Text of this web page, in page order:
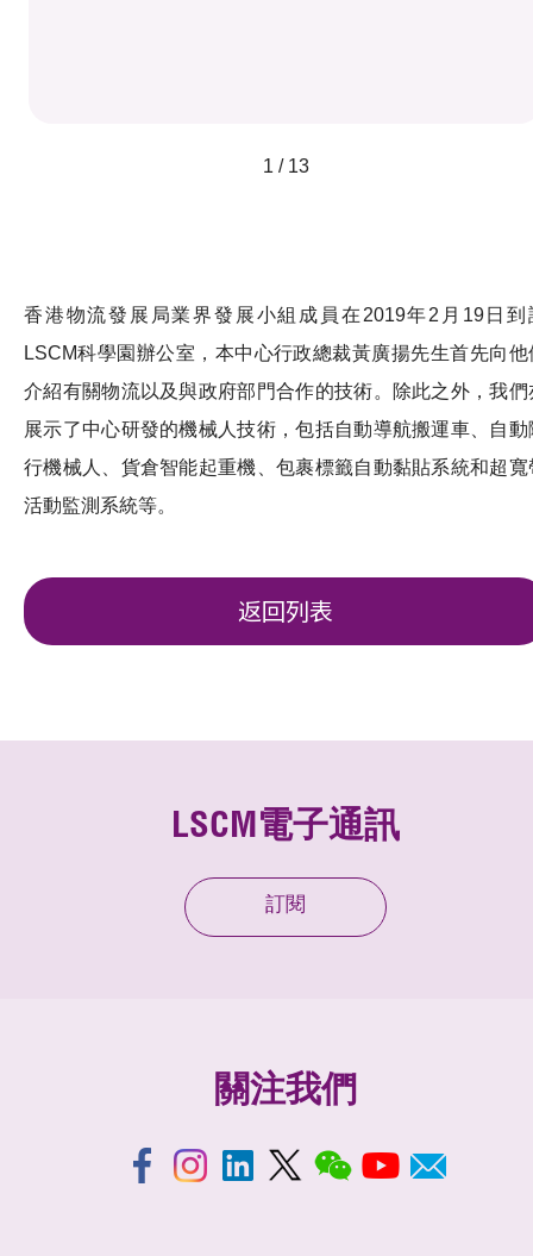
1 / 13
香港物流發展局業界發展小組成員在2019年2月19日到
LSCM科學園辦公室，本中心行政總裁黃廣揚先生首先向他
介紹有關物流以及與政府部門合作的技術。除此之外，我們
展示了中心研發的機械人技術，包括自動導航搬運車、自動
行機械人、貨倉智能起重機、包裹標籤自動黏貼系統和超寬
活動監測系統等。
返回列表
LSCM電子通訊
訂閱
關注我們